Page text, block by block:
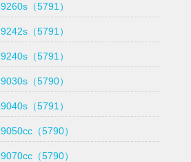
9260s（5791）
9242s（5791）
9240s（5791）
9030s（5790）
9040s（5791）
9050cc（5790）
9070cc（5790）